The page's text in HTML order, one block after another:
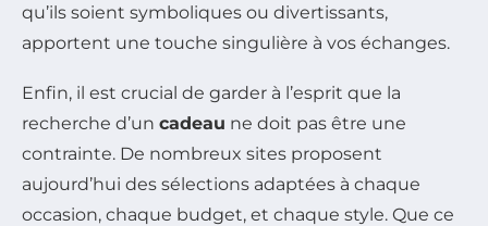
qu’ils soient symboliques ou divertissants,
apportent une touche singulière à vos échanges.
Enfin, il est crucial de garder à l’esprit que la
recherche d’un cadeau ne doit pas être une
contrainte. De nombreux sites proposent
aujourd’hui des sélections adaptées à chaque
occasion, chaque budget, et chaque style. Que ce